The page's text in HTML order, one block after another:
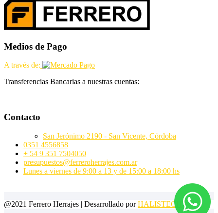
Medios de Pago
A través de:
Transferencias Bancarias a nuestras cuentas:
Contacto
San Jerónimo 2190 - San Vicente, Córdoba
0351 4556858
+ 54 9 351 7504050
presupuestos@ferreroherrajes.com.ar
Lunes a viernes de 9:00 a 13 y de 15:00 a 18:00 hs
@2021 Ferrero Herrajes | Desarrollado porHALISTECH